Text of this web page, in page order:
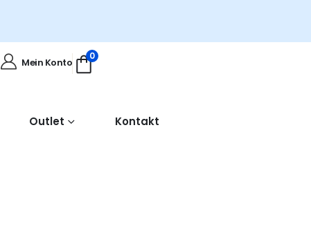
Mein Konto 0
Outlet Kontakt